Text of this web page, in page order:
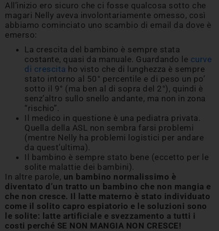
All’inizio ero sicuro che ci fosse qualcosa sotto che
magari Nelly aveva involontariamente omesso, così
abbiamo cominciato uno scambio di email da dove è
emerso:
La crescita del bambino è sempre stata
costante, quasi da manuale. Guardando le curve
di crescita ho visto che di lunghezza è sempre
stato intorno al 50° percentile e di peso un po’
sotto il 9° (ma ben al di sopra del 2°), quindi è
senz’altro sullo snello andante, ma non in zona
“rischio”.
Il medico in questione è una pediatra privata.
Quella della ASL non sembra farsi problemi
(mentre Nelly ha problemi logistici per andare
da quest’ultima).
Il bambino è sempre stato bene (eccetto per le
solite malattie dei bambini).
In altre parole, un bambino normalissimo è
diventato d’un tratto un bambino che non mangia e
che non cresce. Il latte materno è stato individuato
come il solito capro espiatorio e le soluzioni sono
le solite: latte artificiale e svezzamento a tutti i
costi perché SE NON MANGIA NON CRESCE!